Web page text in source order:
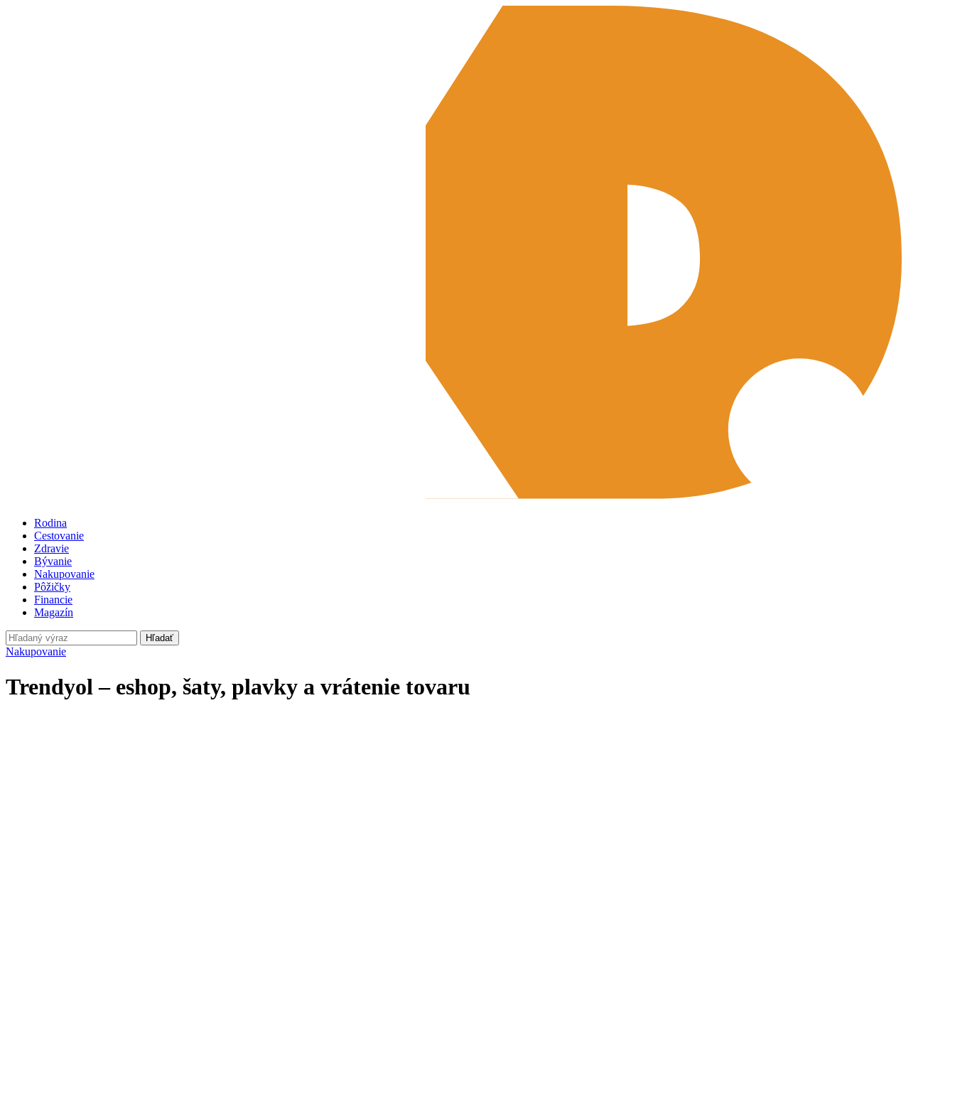
Rodina
Cestovanie
Zdravie
Bývanie
Nakupovanie
Pôžičky
Financie
Magazín
Hľadať
Nakupovanie
Trendyol – eshop, šaty, plavky a vrátenie tovaru